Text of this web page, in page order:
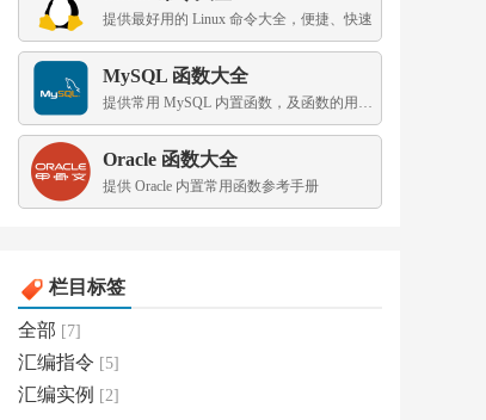
提供最好用的 Linux 命令大全，便捷、快速
MySQL 函数大全
提供常用 MySQL 内置函数，及函数的用法示例
Oracle 函数大全
提供 Oracle 内置常用函数参考手册
栏目标签
全部 [7]
汇编指令 [5]
汇编实例 [2]